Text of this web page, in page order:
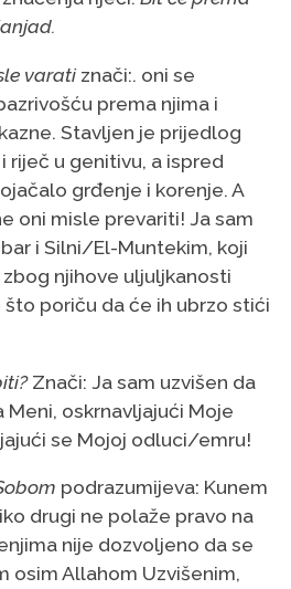
varatiznači:. oni se
prema njima i
Stavljen je prijedlog
riječ u genitivu, a ispred
grđenje i korenje. A
oni misle prevariti! Ja sam
i Silni/El-Muntekim, koji
njihove uljuljkanosti
poriču da će ih ubrzo stići
Znači: Ja sam uzvišen da
Meni, oskrnavljajući Moje
se Mojoj odluci/emru!
podrazumijeva: Kunem
drugi ne polaže pravo na
nije dozvoljeno da se
osim Allahom Uzvišenim,